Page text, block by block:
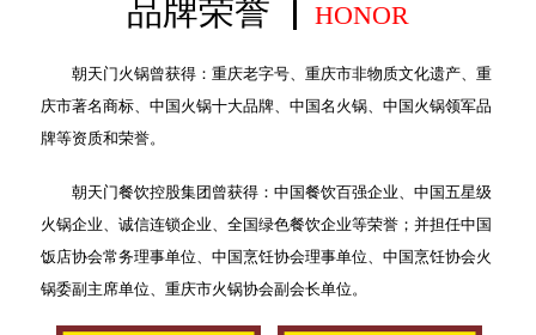
品牌荣誉 HONOR
朝天门火锅曾获得：重庆老字号、重庆市非物质文化遗产、重
庆市著名商标、中国火锅十大品牌、中国名火锅、中国火锅领军品
牌等资质和荣誉。
朝天门餐饮控股集团曾获得：中国餐饮百强企业、中国五星级
火锅企业、诚信连锁企业、全国绿色餐饮企业等荣誉；并担任中国
饭店协会常务理事单位、中国烹饪协会理事单位、中国烹饪协会火
锅委副主席单位、重庆市火锅协会副会长单位。